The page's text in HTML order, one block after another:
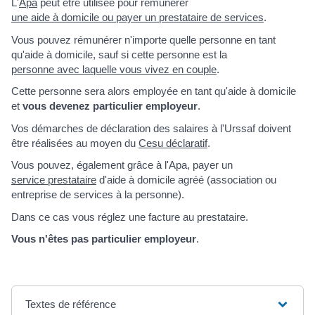
L'Apa peut être utilisée pour rémunérer
une aide à domicile ou payer un prestataire de services.
Vous pouvez rémunérer n'importe quelle personne en tant
qu'aide à domicile, sauf si cette personne est la
personne avec laquelle vous vivez en couple.
Cette personne sera alors employée en tant qu'aide à domicile
et vous devenez particulier employeur.
Vos démarches de déclaration des salaires à l'Urssaf doivent
être réalisées au moyen du Cesu déclaratif.
Vous pouvez, également grâce à l'Apa, payer un
service prestataire d'aide à domicile agréé (association ou
entreprise de services à la personne).
Dans ce cas vous réglez une facture au prestataire.
Vous n'êtes pas particulier employeur.
Textes de référence